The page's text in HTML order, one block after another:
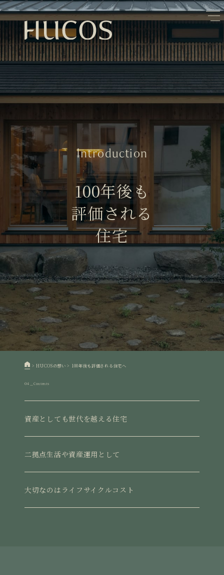
日本森林と循環
欧州住宅の文化と日本の現在地
4 100年後も評価される住宅へ
5 空き家とリノベーション
1 蓄熱するパッシブデザイン
2 自然素材の温もりと快適性を実現
4 家づくりの流れ
>HUCOSの想い > 100年後も評価される住宅へ
Introduction
100年後も
評価される
住宅
04＿Contents
資産としても世代を越える住宅
二拠点生活や資産運用として
大切なのはライフサイクルコスト